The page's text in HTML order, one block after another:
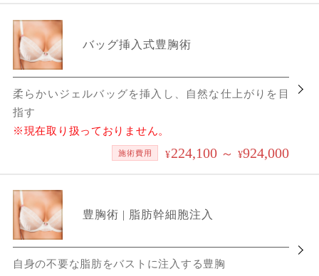
バッグ挿入式豊胸術
柔らかいジェルバッグを挿入し、自然な仕上がりを目
指す
※現在取り扱っておりません。
施術費用 ¥224,100 ～ ¥924,000
豊胸術 | 脂肪幹細胞注入
自身の不要な脂肪をバストに注入する豊胸